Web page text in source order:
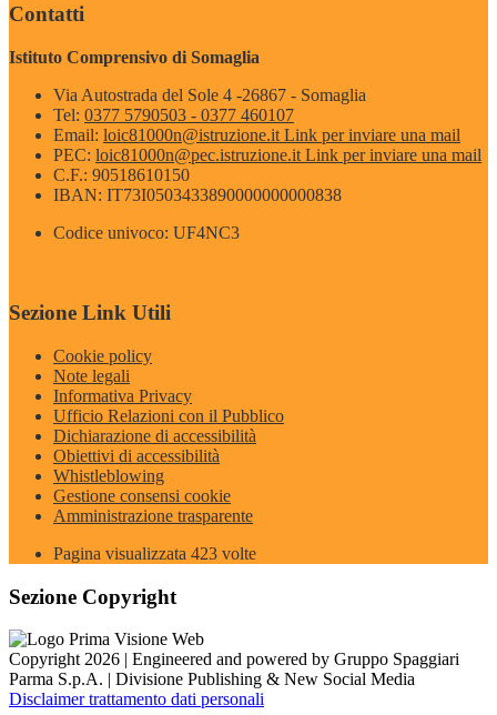
Contatti
Istituto Comprensivo di Somaglia
Via Autostrada del Sole 4 -26867 - Somaglia
Tel: 0377 5790503 - 0377 460107
Email: loic81000n@istruzione.it Link per inviare una mail
PEC: loic81000n@pec.istruzione.it Link per inviare una mail
C.F.: 90518610150
IBAN: IT73I0503433890000000000838
Codice univoco: UF4NC3
Sezione Link Utili
Cookie policy
Note legali
Informativa Privacy
Ufficio Relazioni con il Pubblico
Dichiarazione di accessibilità
Obiettivi di accessibilità
Whistleblowing
Gestione consensi cookie
Amministrazione trasparente
Pagina visualizzata 423 volte
Sezione Copyright
Copyright 2026 | Engineered and powered by Gruppo Spaggiari
Parma S.p.A. | Divisione Publishing & New Social Media
Disclaimer trattamento dati personali